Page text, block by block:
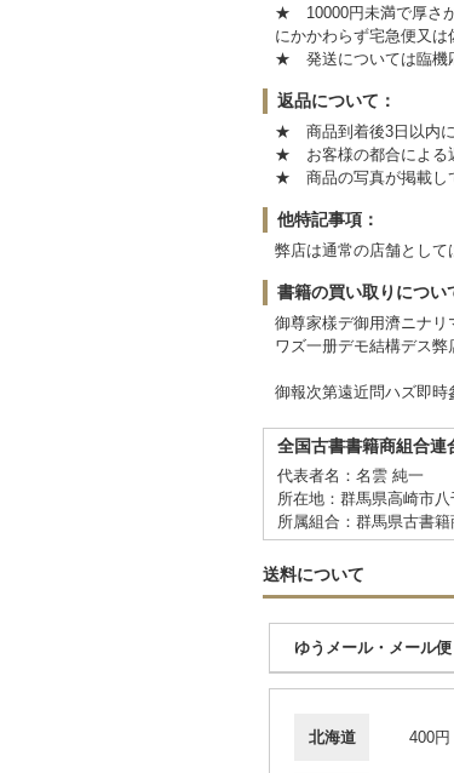
★ 10000円未満で厚さが
にかかわらず宅急便又は
★ 発送については臨機
返品について：
★ 商品到着後3日以内に
★ お客様の都合による
★ 商品の写真が掲載し
他特記事項：
弊店は通常の店舗として
書籍の買い取りについ
御尊家樣デ御用濟ニナ
ワズ一册デモ結構デス
御報次第遠近問ハズ即時
全国古書書籍商組合連
代表者名：名雲 純一
所在地：群馬県高崎市
所属組合：群馬県古書
送料について
ゆうメール・メール便
北海道 400円